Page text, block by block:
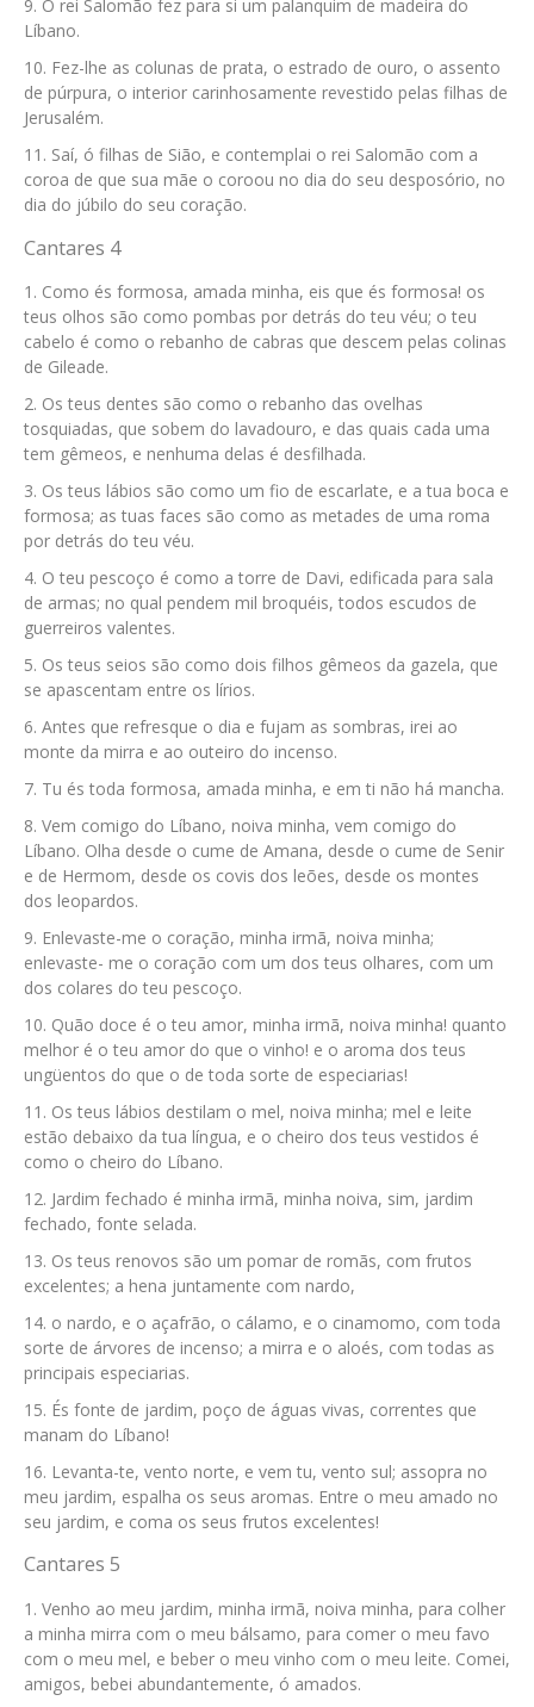
O rei Salomão fez para si um palanquim de madeira do
Líbano.
Fez-lhe as colunas de prata, o estrado de ouro, o assento
de púrpura, o interior carinhosamente revestido pelas filhas de
Jerusalém.
Saí, ó filhas de Sião, e contemplai o rei Salomão com a
coroa de que sua mãe o coroou no dia do seu desposório, no
dia do júbilo do seu coração.
Cantares 4
Como és formosa, amada minha, eis que és formosa! os
teus olhos são como pombas por detrás do teu véu; o teu
cabelo é como o rebanho de cabras que descem pelas colinas
de Gileade.
Os teus dentes são como o rebanho das ovelhas
tosquiadas, que sobem do lavadouro, e das quais cada uma
tem gêmeos, e nenhuma delas é desfilhada.
Os teus lábios são como um fio de escarlate, e a tua boca e
formosa; as tuas faces são como as metades de uma roma
por detrás do teu véu.
O teu pescoço é como a torre de Davi, edificada para sala
de armas; no qual pendem mil broquéis, todos escudos de
guerreiros valentes.
Os teus seios são como dois filhos gêmeos da gazela, que
se apascentam entre os lírios.
Antes que refresque o dia e fujam as sombras, irei ao
monte da mirra e ao outeiro do incenso.
Tu és toda formosa, amada minha, e em ti não há mancha.
Vem comigo do Líbano, noiva minha, vem comigo do
Líbano. Olha desde o cume de Amana, desde o cume de Senir
e de Hermom, desde os covis dos leões, desde os montes
dos leopardos.
Enlevaste-me o coração, minha irmã, noiva minha;
enlevaste- me o coração com um dos teus olhares, com um
dos colares do teu pescoço.
Quão doce é o teu amor, minha irmã, noiva minha! quanto
melhor é o teu amor do que o vinho! e o aroma dos teus
ungüentos do que o de toda sorte de especiarias!
Os teus lábios destilam o mel, noiva minha; mel e leite
estão debaixo da tua língua, e o cheiro dos teus vestidos é
como o cheiro do Líbano.
Jardim fechado é minha irmã, minha noiva, sim, jardim
fechado, fonte selada.
Os teus renovos são um pomar de romãs, com frutos
excelentes; a hena juntamente com nardo,
o nardo, e o açafrão, o cálamo, e o cinamomo, com toda
sorte de árvores de incenso; a mirra e o aloés, com todas as
principais especiarias.
És fonte de jardim, poço de águas vivas, correntes que
manam do Líbano!
Levanta-te, vento norte, e vem tu, vento sul; assopra no
meu jardim, espalha os seus aromas. Entre o meu amado no
seu jardim, e coma os seus frutos excelentes!
Cantares 5
Venho ao meu jardim, minha irmã, noiva minha, para colher
a minha mirra com o meu bálsamo, para comer o meu favo
com o meu mel, e beber o meu vinho com o meu leite. Comei,
amigos, bebei abundantemente, ó amados.